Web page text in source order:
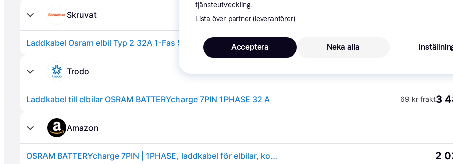
Skruvat
Fri frakt2
Trodo
Laddkabel till elbilar OSRAM BATTERYcharge 7PIN 1PHASE 32 A 69 kr frakt3
Amazon
OSRAM BATTERYcharge 7PIN | 1PHASE, laddkabel för elbilar, kompatibel med alla typ 2 fordon och typ 2 32A 1-fas laddningspunkter med en 32A laddningshastighet på upp till 7.2 kWh. 5 meters kabellängd 2
tjänsteutveckling.
Lista över partner (leverantörer)
Neka alla
Acceptera